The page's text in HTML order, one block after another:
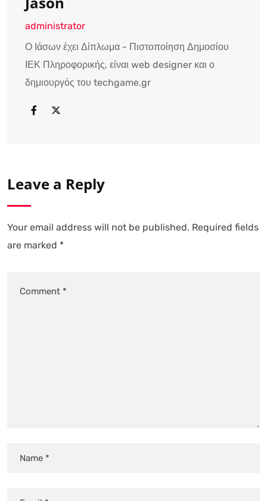
administrator
Ο Ιάσων έχει Δίπλωμα - Πιστοποίηση Δημοσίου
ΙΕΚ Πληροφορικής, είναι web designer και ο
δημιουργός του techgame.gr
Leave a Reply
Your email address will not be published. Required fields
are marked *